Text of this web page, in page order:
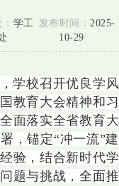
学工
发布时间： 2025-
10-29
学校召开优良学风
教育大会精神和习
面落实全省教育大
，锚定“冲一流”建
验，结合新时代学
题与挑战，全面推